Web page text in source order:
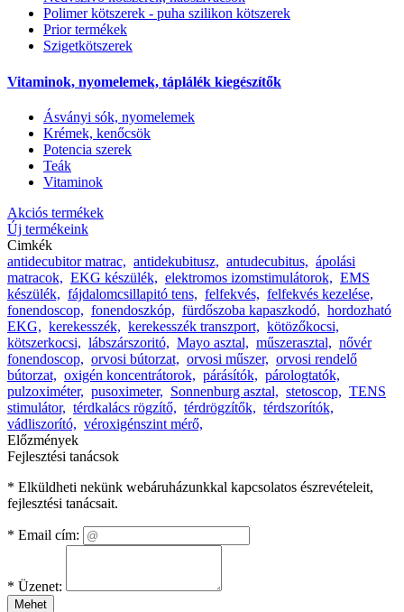
Polimer kötszerek - puha szilikon kötszerek
Prior termékek
Szigetkötszerek
Vitaminok, nyomelemek, táplálék kiegészítők
Ásványi sók, nyomelemek
Krémek, kenőcsök
Potencia szerek
Teák
Vitaminok
Akciós termékek
Új termékeink
Cimkék
antidecubitor matrac, antidekubitusz, antudecubitus, ápolási
matracok, EKG készülék, elektromos izomstimulátorok, EMS
készülék, fájdalomcsillapitó tens, felfekvés, felfekvés kezelése,
fonendoscop, fonendoszkóp, fürdőszoba kapaszkodó, hordozható
EKG, kerekesszék, kerekesszék transzport, kötözőkocsi,
kötszerkocsi, lábszárszoritó, Mayo asztal, műszerasztal, nővér
fonendoscop, orvosi bútorzat, orvosi műszer, orvosi rendelő
bútorzat, oxigén koncentrátorok, párásítók, párologtatók,
pulzoximéter, pusoximeter, Sonnenburg asztal, stetoscop, TENS
stimulátor, térdkalács rögzítő, térdrögzítők, térdszorítók,
vádliszorító, véroxigénszint mérő,
Előzmények
Fejlesztési tanácsok
* Elküldheti nekünk webáruházunkkal kapcsolatos észrevételeit,
fejlesztési tanácsait.
* Email cím:
* Üzenet:
Mehet